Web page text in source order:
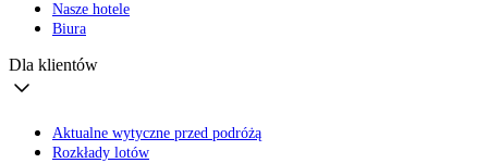
Nasze hotele
Biura
Dla klientów
Aktualne wytyczne przed podróżą
Rozkłady lotów